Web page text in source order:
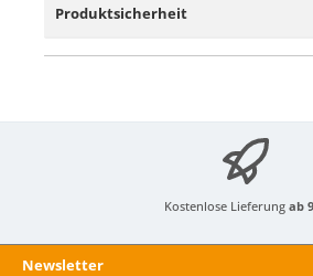
Produktsicherheit
Kostenlose Lieferung ab
Newsletter